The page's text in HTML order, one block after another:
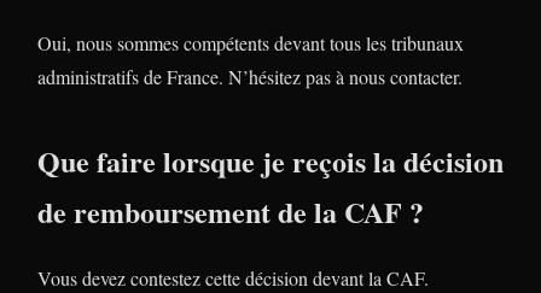
Oui, nous sommes compétents devant tous les tribunaux
administratifs de France. N’hésitez pas à nous contacter.
Que faire lorsque je reçois la décision
de remboursement de la CAF ?
Vous devez contestez cette décision devant la CAF.